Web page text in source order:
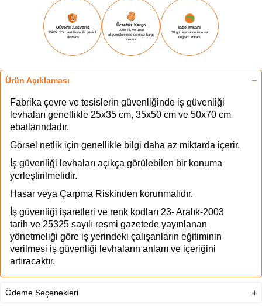
Güvenli Alışveriş
256Bit SSL sertifikası ile güvenli
alışveriş
Ücretsiz Kargo
2000 TL ve üzeri
alışverişlerinizde ücretsiz kargo
imkanı
İade İmkanı
30 gün içerisinde iade ve
değişim imkanı
Ürün Açıklaması
Fabrika çevre ve tesislerin güvenliğinde iş güvenliği
levhaları genellikle 25x35 cm, 35x50 cm ve 50x70 cm
ebatlarındadır.
Görsel netlik için genellikle bilgi daha az miktarda içerir.
İş güvenliği levhaları açıkça görülebilen bir konuma
yerleştirilmelidir.
Hasar veya Çarpma Riskinden korunmalıdır.
İş güvenliği işaretleri ve renk kodları 23- Aralık-2003
tarih ve 25325 sayılı resmi gazetede yayınlanan
yönetmeliği göre iş yerindeki çalışanların eğitiminin
verilmesi iş güvenliği levhaların anlam ve içeriğini
artıracaktır.
İş güvenliği levhaları iş güvenliği için bir ektir.
Tehlikeleri ortadan kaldırmaz veya azaltmaz.
Ödeme Seçenekleri